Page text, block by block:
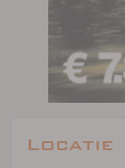
Locatie